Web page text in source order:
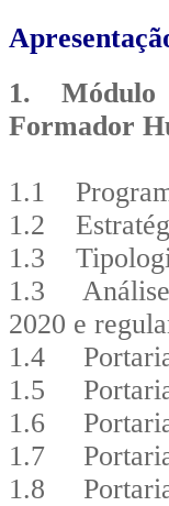
1. Módulo
Formador
1.1
1.2
1.3
1.3 Análise
2020 e
1.4 Portaria
1.5 Portaria
1.6 Portaria
1.7 Portaria
1.8 Portaria